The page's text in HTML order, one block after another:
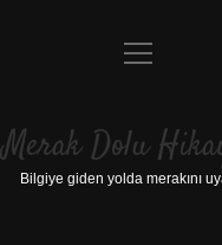
Anasayfa
Yasal Uyarı
menüyü
Merak Dolu
Bilgiye giden yolda merakını